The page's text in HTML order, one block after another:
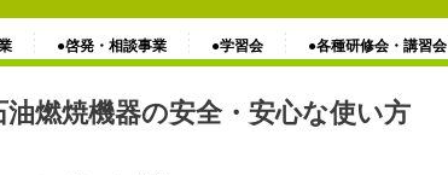
●啓発・相談事業 ●学習会 ●各種研修会・講習会
燃焼機器の安全・安心な使い方